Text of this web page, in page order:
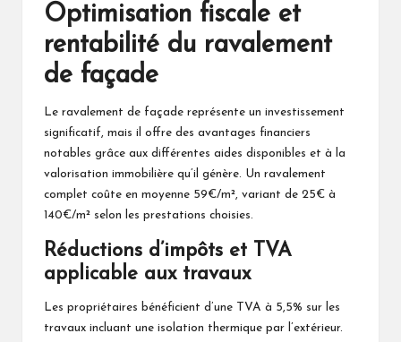
Optimisation fiscale et
rentabilité du ravalement
de façade
Le ravalement de façade représente un investissement
significatif, mais il offre des avantages financiers
notables grâce aux différentes aides disponibles et à la
valorisation immobilière qu’il génère. Un ravalement
complet coûte en moyenne 59€/m², variant de 25€ à
140€/m² selon les prestations choisies.
Réductions d’impôts et TVA
applicable aux travaux
Les propriétaires bénéficient d’une TVA à 5,5% sur les
travaux incluant une isolation thermique par l’extérieur.